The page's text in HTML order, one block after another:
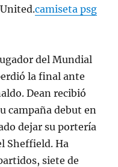
camiseta psg
del Mundial
la final ante
Dean recibió
campaña debut en
dejar su portería
Sheffield. Ha
siete de